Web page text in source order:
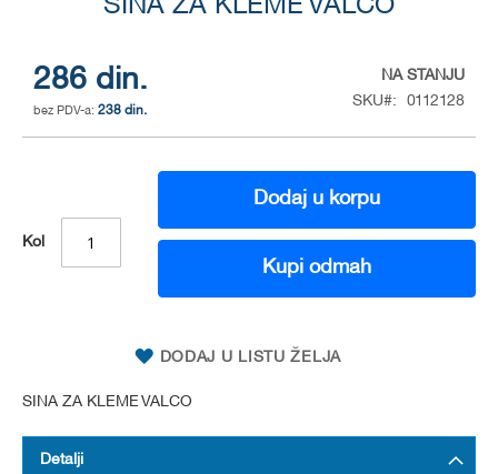
SINA ZA KLEME VALCO
286 din.
238 din.
NA STANJU
SKU
0112128
Kol
Dodaj u korpu
Kupi odmah
DODAJ U LISTU ŽELJA
SINA ZA KLEME VALCO
of
the
images
gallery
Detalji